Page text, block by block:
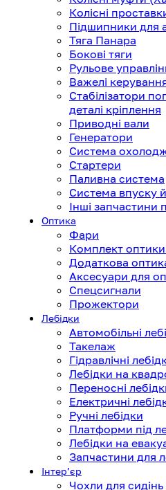
Колісні
Підшипники для
Тяга Панара
Бокові тяги
Рульове
Важелі
Стабілізатори
деталі кріплення
Приводні вали
Генератори
Система
Стартери
Паливна система
Система впуску
Інші запчастини
Оптика
Фари
Комплект
Додаткова
Аксесуари для
Спецсигнали
Прожектори
Лебідки
Автомобільні
Такелаж
Гідравлічні
Лебідки на
Переносні
Електричні
Ручні лебідки
Платформи під
Лебідки на
Запчастини для
Інтерʼєр
Чохли для сидінь